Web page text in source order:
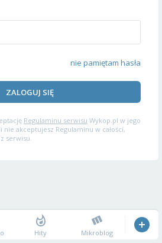
nie pamiętam hasła
ZALOGUJ SIĘ
Regulaminu serwisu Wykop.pl w jego
akceptujesz Regulaminu w całości,
serwisu.
Hity Mikroblog